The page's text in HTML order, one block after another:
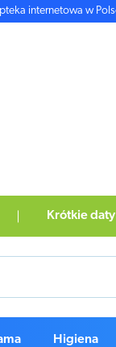
internetowa w
Krótkie daty
Higiena